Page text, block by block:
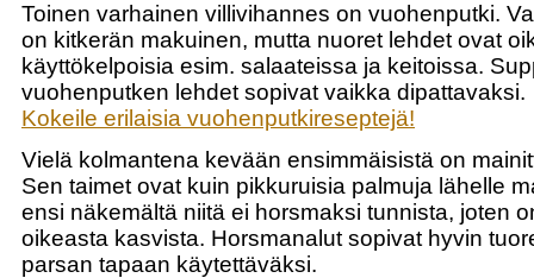
Toinen varhainen villivihannes on vuohenputki.
on kitkerän makuinen, mutta nuoret lehdet ovat
käyttökelpoisia esim. salaateissa ja keitoissa.
vuohenputken lehdet sopivat vaikka dipattavaksi.
Kokeile erilaisia vuohenputkireseptejä!
Vielä kolmantena kevään ensimmäisistä on
Sen taimet ovat kuin pikkuruisia palmuja lähelle
ensi näkemältä niitä ei horsmaksi tunnista, joten
oikeasta kasvista. Horsmanalut sopivat hyvin
parsan tapaan käytettäväksi.